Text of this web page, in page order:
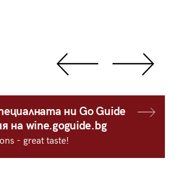
ни Go Guide
на wine.goguide.bg
- great taste!